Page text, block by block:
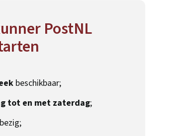
PostNL
beschikbaar;
tot en met zaterdag;